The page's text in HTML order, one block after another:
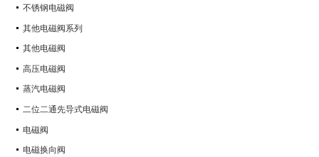
不锈钢电磁阀
其他电磁阀系列
其他电磁阀
高压电磁阀
蒸汽电磁阀
二位二通先导式电磁阀
电磁阀
电磁换向阀